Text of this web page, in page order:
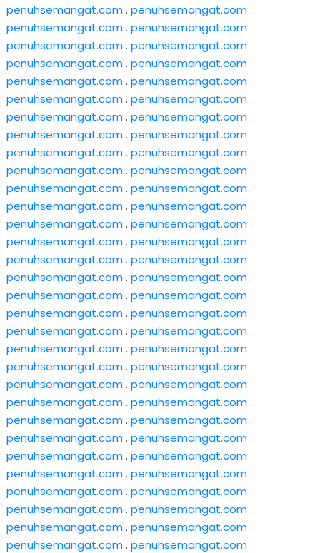
penuhsemangat.com. penuhsemangat.com.
penuhsemangat.com. penuhsemangat.com.
penuhsemangat.com. penuhsemangat.com.
penuhsemangat.com. penuhsemangat.com.
penuhsemangat.com. penuhsemangat.com.
penuhsemangat.com. penuhsemangat.com.
penuhsemangat.com. penuhsemangat.com.
penuhsemangat.com. penuhsemangat.com.
penuhsemangat.com. penuhsemangat.com.
penuhsemangat.com. penuhsemangat.com.
penuhsemangat.com. penuhsemangat.com.
penuhsemangat.com. penuhsemangat.com.
penuhsemangat.com. penuhsemangat.com.
penuhsemangat.com. penuhsemangat.com.
penuhsemangat.com. penuhsemangat.com.
penuhsemangat.com. penuhsemangat.com.
penuhsemangat.com. penuhsemangat.com.
penuhsemangat.com. penuhsemangat.com.
penuhsemangat.com. penuhsemangat.com.
penuhsemangat.com. penuhsemangat.com.
penuhsemangat.com. penuhsemangat.com.
penuhsemangat.com. penuhsemangat.com.
penuhsemangat.com. penuhsemangat.com. .
penuhsemangat.com. penuhsemangat.com.
penuhsemangat.com. penuhsemangat.com.
penuhsemangat.com. penuhsemangat.com.
penuhsemangat.com. penuhsemangat.com.
penuhsemangat.com. penuhsemangat.com.
penuhsemangat.com. penuhsemangat.com.
penuhsemangat.com. penuhsemangat.com.
penuhsemangat.com. penuhsemangat.com.